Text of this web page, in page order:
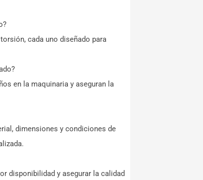
cada uno diseñado para
en la maquinaria y aseguran la
dimensiones y condiciones de
disponibilidad y asegurar la calidad